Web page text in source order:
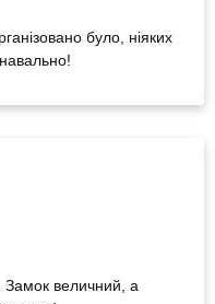
було, ніяких
Замок величний, а